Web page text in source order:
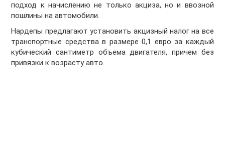
подход к начислению не только акциза, но и ввозной
пошлины на автомобили.
Нардепы предлагают установить акцизный налог на все
транспортные средства в размере 0,1 евро за каждый
кубический сантиметр объема двигателя, причем без
привязки к возрасту авто.